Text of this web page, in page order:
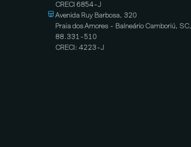
CRECI 6854-J
Avenida Ruy Barbosa, 320
Praia dos Amores - Balneário Camboriú, SC,
88.331-510
CRECI: 4223-J